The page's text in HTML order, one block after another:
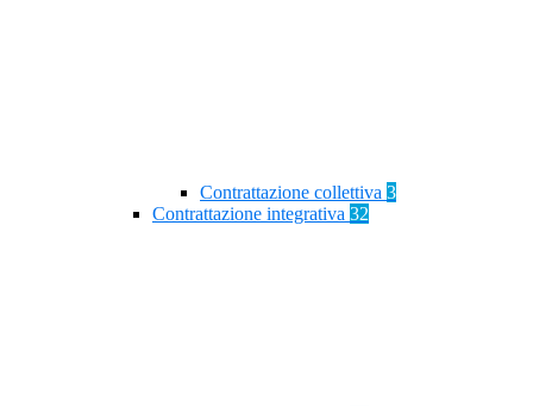
Contrattazione collettiva 3
Contrattazione integrativa 32